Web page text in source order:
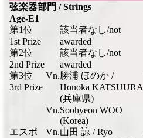
弦楽器部門 / Strings
Age-E1
第1位
1st Prize
該当者なし/not
awarded
第2位
2nd Prize
該当者なし/not
awarded
第3位
3rd Prize
Vn.勝浦 ほのか /
Honoka KATSUURA
(兵庫県)
Vn.Soohyeon WOO
(Korea)
エスポ
Vn.山田 諒 / Ryo